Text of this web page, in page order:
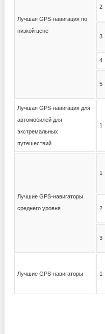
Лучшая GPS-навигация по
низкой цене
2
3
4
5
Лучшая GPS-навигация для
автомобилей для
экстремальных
путешествий
1
Лучшие GPS-навигаторы
среднего уровня
1
2
3
Лучшие GPS-навигаторы 1